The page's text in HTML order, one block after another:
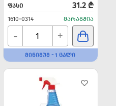
ᲤᲐᲡᲘ 31.2 ₾
1610-0314 ᲛᲐᲠᲐᲒᲨᲘᲐ
- +
ᲛᲘᲜᲘᲛᲣᲛ - 1 ᲪᲐᲚᲘ